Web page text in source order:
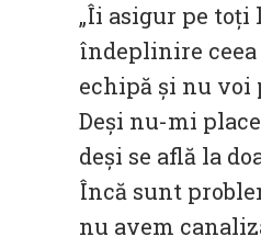
„Îi asigur pe
îndeplinire ceea
echipă și nu voi
Deși nu-mi
deși se află la
Încă sunt
nu avem